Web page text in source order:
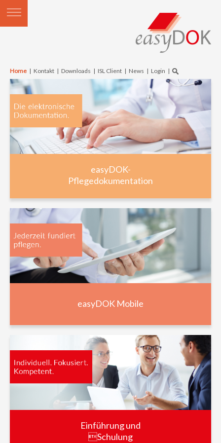
Home | Kontakt | Downloads | ISL Client | News | Login |
easyDOK-
Pflegedokumentation
easyDOK Mobile
Einführung und
Schulung